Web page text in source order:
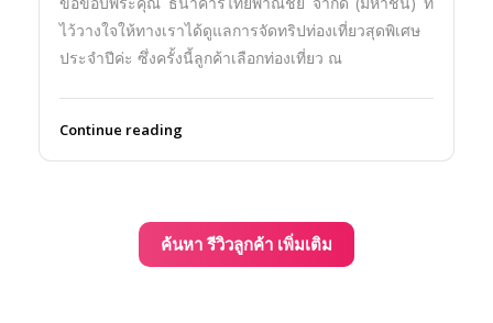
ไว้วางใจให้ทางเราได้ดูแลการจัดทริปท่องเที่ยวสุดพิเศษ
ประจำปีค่ะ ซึ่งครั้งนี้ลูกค้าเลือกท่องเที่ยว ณ
Continue reading
ค้นหา รีวิวลูกค้า เพิ่มเติม